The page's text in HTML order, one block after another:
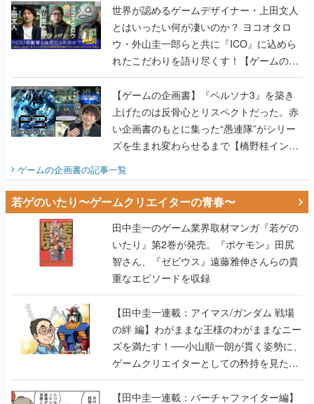
れたこだわりを語り尽くす！【ゲームの企
画書】
【ゲームの企画書】『ペルソナ3』を築き
上げたのは反骨心とリスペクトだった。赤
い企画書のもとに集った“愚連隊”がシリー
ズを生まれ変わらせるまで【橋野桂インタ
ビュー】
ゲームの企画書の記事一覧
若ゲのいたり〜ゲームクリエイターの青春〜
田中圭一のゲーム業界取材マンガ『若ゲの
いたり』第2巻が発売。『ポケモン』田尻
智さん、『ゼビウス』遠藤雅伸さんらの貴
重なエピソードを収録
【田中圭一連載：アイマス/ガンダム 戦場
の絆 編】わがままな王様のわがままなニー
ズを満たす！──小山順一朗が貫く姿勢に、
ゲームクリエイターとしての矜持を見た
【若ゲのいたり最終回】
【田中圭一連載：バーチャファイター編】
「新しい3D表現のために、軍事技術を採り
入れたい」世界情勢を味方につけて、ゲー
ムに革命をもたらした鈴木 裕の功績【若ゲ